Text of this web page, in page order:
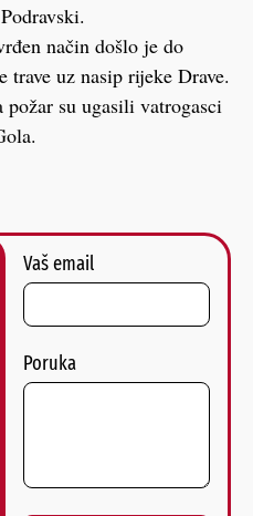
način došlo je do
trave uz nasip rijeke Drave.
su ugasili vatrogasci
Vaš email
Poruka